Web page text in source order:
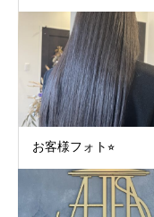
お客様フォト⭐︎